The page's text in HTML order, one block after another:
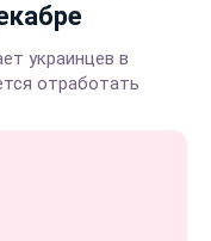
украинцев в
отработать